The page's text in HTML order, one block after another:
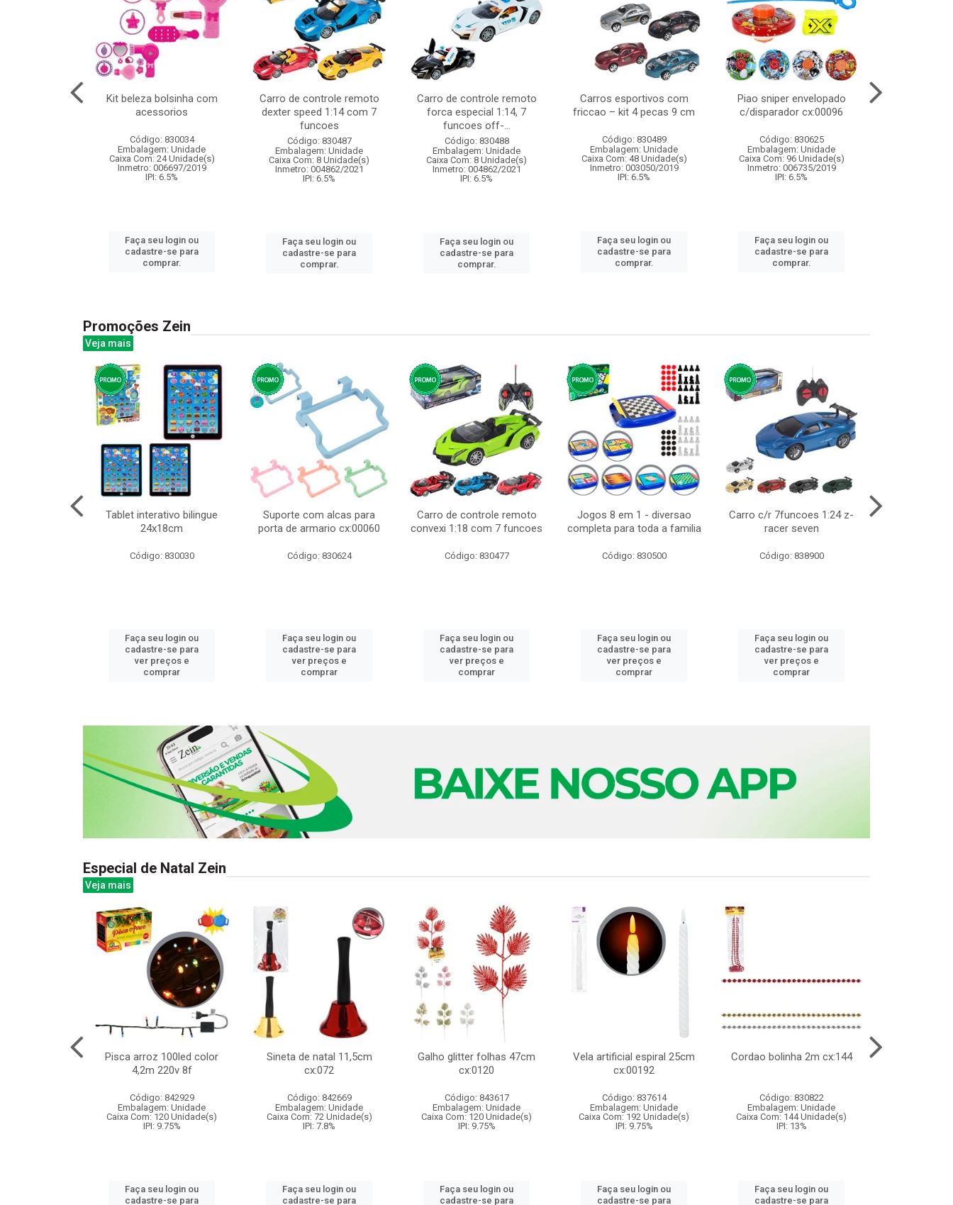
Kit beleza bolsinha com
acessorios
Código: 830034
Embalagem: Unidade
Caixa Com: 24 Unidade(s)
Inmetro: 006697/2019
IPI: 6.5%
Faça seu login ou
cadastre-se para
comprar.
Carro de controle remoto
dexter speed 1:14 com 7
funcoes
Código: 830487
Embalagem: Unidade
Caixa Com: 8 Unidade(s)
Inmetro: 004862/2021
IPI: 6.5%
Faça seu login ou
cadastre-se para
comprar.
Carro de controle remoto
forca especial 1:14, 7
funcoes off-...
Código: 830488
Embalagem: Unidade
Caixa Com: 8 Unidade(s)
Inmetro: 004862/2021
IPI: 6.5%
Faça seu login ou
cadastre-se para
comprar.
Carros esportivos com
friccao – kit 4 pecas 9 cm
Código: 830489
Embalagem: Unidade
Caixa Com: 48 Unidade(s)
Inmetro: 003050/2019
IPI: 6.5%
Faça seu login ou
cadastre-se para
comprar.
Piao sniper envelopado
c/disparador cx:00096
Código: 830625
Embalagem: Unidade
Caixa Com: 96 Unidade(s)
Inmetro: 006735/2019
IPI: 6.5%
Faça seu login ou
cadastre-se para
comprar.
Promoções Zein
Veja mais
Tablet interativo bilingue
24x18cm
Código: 830030
Faça seu login ou
cadastre-se para
ver preços e
comprar
Suporte com alcas para
porta de armario cx:00060
Código: 830624
Faça seu login ou
cadastre-se para
ver preços e
comprar
Carro de controle remoto
convexi 1:18 com 7 funcoes
Código: 830477
Faça seu login ou
cadastre-se para
ver preços e
comprar
Jogos 8 em 1 - diversao
completa para toda a familia
Código: 830500
Faça seu login ou
cadastre-se para
ver preços e
comprar
Carro c/r 7funcoes 1:24 z-
racer seven
Código: 838900
Faça seu login ou
cadastre-se para
ver preços e
comprar
Especial de Natal Zein
Veja mais
Pisca arroz 100led color
4,2m 220v 8f
Código: 842929
Embalagem: Unidade
Caixa Com: 120 Unidade(s)
IPI: 9.75%
Faça seu login ou
cadastre-se para
Sineta de natal 11,5cm
cx:072
Código: 842669
Embalagem: Unidade
Caixa Com: 72 Unidade(s)
IPI: 7.8%
Faça seu login ou
cadastre-se para
Galho glitter folhas 47cm
cx:0120
Código: 843617
Embalagem: Unidade
Caixa Com: 120 Unidade(s)
IPI: 9.75%
Faça seu login ou
cadastre-se para
Vela artificial espiral 25cm
cx:00192
Código: 837614
Embalagem: Unidade
Caixa Com: 192 Unidade(s)
IPI: 9.75%
Faça seu login ou
cadastre-se para
Cordao bolinha 2m cx:144
Código: 830822
Embalagem: Unidade
Caixa Com: 144 Unidade(s)
IPI: 13%
Faça seu login ou
cadastre-se para